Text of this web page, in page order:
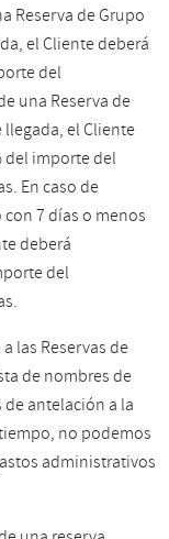
Reserva de Grupo
el Cliente deberá
del
una Reserva de
llegada, el Cliente
del importe del
En caso de
7 días o menos
deberá
del
las Reservas de
de nombres de
antelación a la
no podemos
administrativos